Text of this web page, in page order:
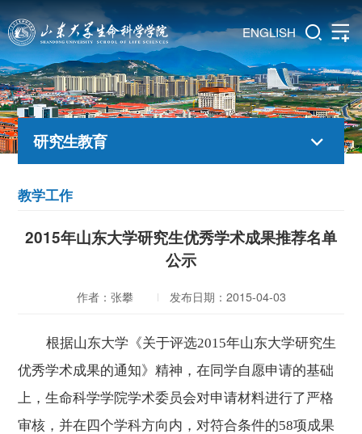
ENGLISH
研究生教育
教学工作
2015年山东大学研究生优秀学术成果推荐名单
公示
作者：张攀 发布日期：2015-04-03
根据山东大学《关于评选2015年山东大学研究生
优秀学术成果的通知》精神，在同学自愿申请的基础
上，生命科学学院学术委员会对申请材料进行了严格
审核，并在四个学科方向内，对符合条件的58项成果